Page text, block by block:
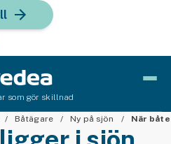
som gör skillnad
Båtägare Ny på sjön När